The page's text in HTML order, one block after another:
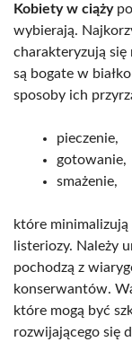
Kobiety w ciąży
wybierają.
charakteryzują się
są bogate w
sposoby ich
pieczenie,
gotowanie,
smażenie,
które
listeriozy. Należy
pochodzą z
konserwantów.
które mogą być
rozwijającego się